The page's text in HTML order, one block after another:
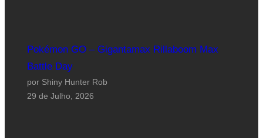
Pokémon GO – Gigantamax Rillaboom Max
Battle Day
por Shiny Hunter Rob
29 de Julho, 2026